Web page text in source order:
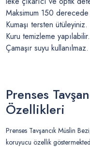
Maksimum 150
Kumaşı tersten ütüleyiniz.
Kuru temizleme yapılabilir.
Çamaşır suyu kullanılmaz.
Prenses
Özellikleri
Prenses Tavşancık Müslin
koruyucu özellik